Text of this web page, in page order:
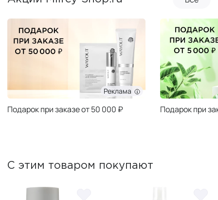
Реклама
Подарок при заказе от 50 000 ₽ Подарок при
С этим товаром покупают